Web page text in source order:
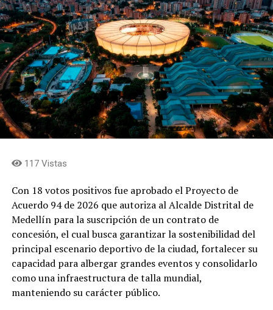
117 Vistas
Con 18 votos positivos fue aprobado el Proyecto de
Acuerdo 94 de 2026 que autoriza al Alcalde Distrital de
Medellín para la suscripción de un contrato de
concesión, el cual busca garantizar la sostenibilidad del
principal escenario deportivo de la ciudad, fortalecer su
capacidad para albergar grandes eventos y consolidarlo
como una infraestructura de talla mundial,
manteniendo su carácter público.